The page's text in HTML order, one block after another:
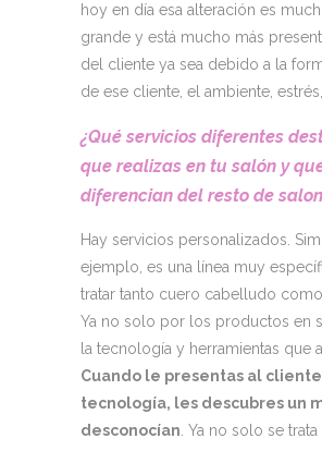
hoy en día esa alteración es
grande y está mucho más
del cliente ya sea debido a la
de ese cliente, el ambiente,
¿Qué servicios diferentes
que realizas en tu salón y
diferencian del resto de
Hay servicios personalizados.
ejemplo, es una línea muy
tratar tanto cuero cabelludo
Ya no solo por los productos en
la tecnología y herramientas que
Cuando le presentas al
tecnología, les descubres un
desconocían . Ya no solo se